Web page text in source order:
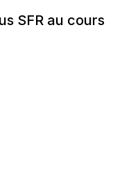
SFR au cours